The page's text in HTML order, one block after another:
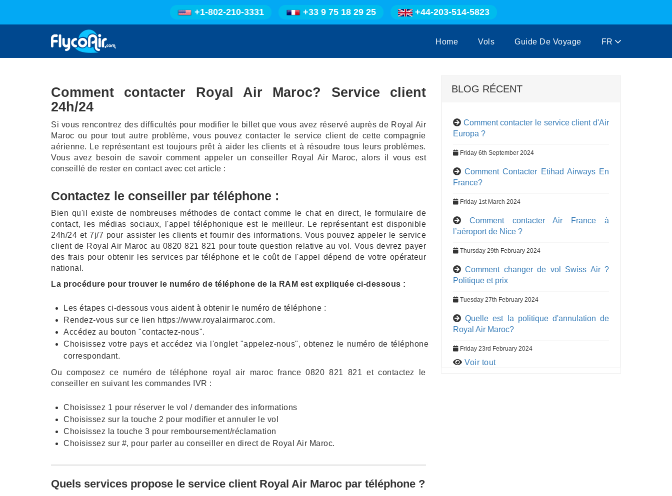
+1-802-210-3331 +33 9 75 18 29 25 +44-203-514-5823
Home Vols Guide De Voyage FR
Comment contacter Royal Air Maroc? Service client
24h/24
Si vous rencontrez des difficultés pour modifier le billet que vous avez réservé auprès de Royal Air
Maroc ou pour tout autre problème, vous pouvez contacter le service client de cette compagnie
aérienne. Le représentant est toujours prêt à aider les clients et à résoudre tous leurs problèmes.
Vous avez besoin de savoir comment appeler un conseiller Royal Air Maroc, alors il vous est
conseillé de rester en contact avec cet article :
Contactez le conseiller par téléphone :
Bien qu'il existe de nombreuses méthodes de contact comme le chat en direct, le formulaire de
contact, les médias sociaux, l'appel téléphonique est le meilleur. Le représentant est disponible
24h/24 et 7j/7 pour assister les clients et fournir des informations. Vous pouvez appeler le service
client de Royal Air Maroc au 0820 821 821 pour toute question relative au vol. Vous devrez payer
des frais pour obtenir les services par téléphone et le coût de l'appel dépend de votre opérateur
national.
La procédure pour trouver le numéro de téléphone de la RAM est expliquée ci-dessous :
Les étapes ci-dessous vous aident à obtenir le numéro de téléphone :
Rendez-vous sur ce lien https://www.royalairmaroc.com.
Accédez au bouton "contactez-nous".
Choisissez votre pays et accédez via l'onglet "appelez-nous", obtenez le numéro de téléphone
correspondant.
Ou composez ce numéro de téléphone royal air maroc france 0820 821 821 et contactez le
conseiller en suivant les commandes IVR :
Choisissez 1 pour réserver le vol / demander des informations
Choisissez sur la touche 2 pour modifier et annuler le vol
Choisissez la touche 3 pour remboursement/réclamation
Choisissez sur #, pour parler au conseiller en direct de Royal Air Maroc.
Quels services propose le service client Royal Air Maroc par téléphone ?
BLOG RÉCENT
Comment contacter le service client d'Air
Europa ?
Friday 6th September 2024
Comment Contacter Etihad Airways En
France?
Friday 1st March 2024
Comment contacter Air France à
l’aéroport de Nice ?
Thursday 29th February 2024
Comment changer de vol Swiss Air ?
Politique et prix
Tuesday 27th February 2024
Quelle est la politique d'annulation de
Royal Air Maroc?
Friday 23rd February 2024
Voir tout